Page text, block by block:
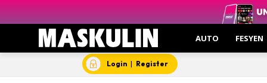
AUTO FESYEN
Login | Register